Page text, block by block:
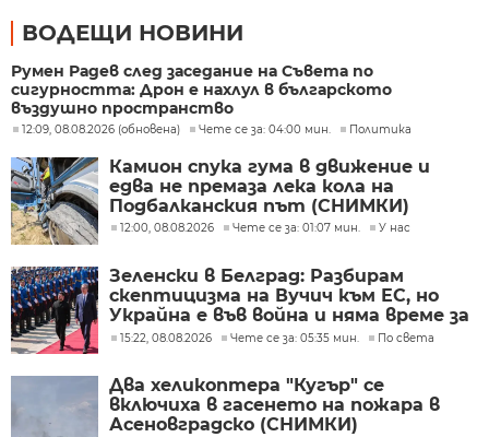
ВОДЕЩИ НОВИНИ
Румен Радев след заседание на Съвета по
сигурността: Дрон е нахлул в българското
въздушно пространство
12:09, 08.08.2026 (обновена) Чете се за: 04:00 мин. Политика
Камион спука гума в движение и
едва не премаза лека кола на
Подбалканския път (СНИМКИ)
12:00, 08.08.2026 Чете се за: 01:07 мин. У нас
Зеленски в Белград: Разбирам
скептицизма на Вучич към ЕС, но
Украйна е във война и няма време за
скептицизъм
15:22, 08.08.2026 Чете се за: 05:35 мин. По света
Два хеликоптера "Кугър" се
включиха в гасенето на пожара в
Асеновградско (СНИМКИ)